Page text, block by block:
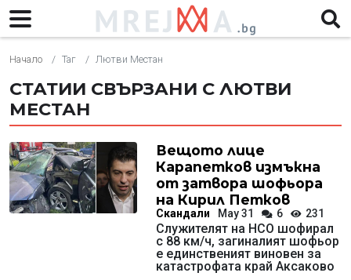
Начало Таг Лютви Местан
СТАТИИ СВЪРЗАНИ С ЛЮТВИ
МЕСТАН
Вещото лице
Карапетков измъкна
от затвора шофьора
на Кирил Петков
Скандали May 31 6 231
Служителят на НСО шофирал
с 88 км/ч, загиналият шофьор
е единственият виновен за
катастрофата край Аксаково